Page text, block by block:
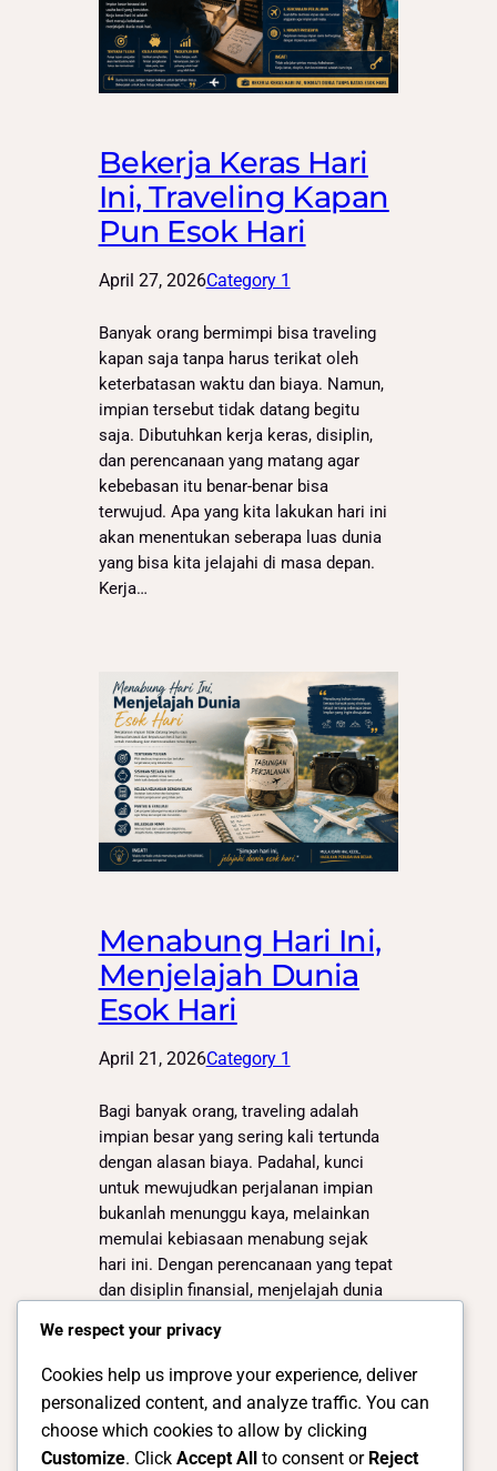
Bekerja Keras Hari
Ini, Traveling Kapan
Pun Esok Hari
April 27, 2026Category 1
Banyak orang bermimpi bisa traveling
kapan saja tanpa harus terikat oleh
keterbatasan waktu dan biaya. Namun,
impian tersebut tidak datang begitu
saja. Dibutuhkan kerja keras, disiplin,
dan perencanaan yang matang agar
kebebasan itu benar-benar bisa
terwujud. Apa yang kita lakukan hari ini
akan menentukan seberapa luas dunia
yang bisa kita jelajahi di masa depan.
Kerja…
Menabung Hari Ini,
Menjelajah Dunia
Esok Hari
April 21, 2026Category 1
Bagi banyak orang, traveling adalah
impian besar yang sering kali tertunda
dengan alasan biaya. Padahal, kunci
untuk mewujudkan perjalanan impian
bukanlah menunggu kaya, melainkan
memulai kebiasaan menabung sejak
hari ini. Dengan perencanaan yang tepat
dan disiplin finansial, menjelajah dunia
tujuan yang bisa dicapai. Menabung
sebagai Langkah Awal Menabung bukan
hanya…
We respect your privacy
Cookies help us improve your experience, deliver
personalized content, and analyze traffic. You can
choose which cookies to allow by clicking
Customize. Click Accept All to consent or Reject